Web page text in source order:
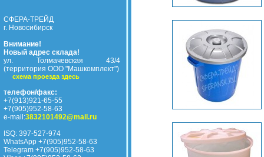
СФЕРА-ТРЕЙД
г. Новосибирск
Внимание!
Новый адрес склада!
ул. Толмачевская 43/4
(территория ООО "Машкомплект")
схема проезда здесь
телефон/факс:
+7(913)921-65-55
+7(905)952-58-63
e-mail:3832101492@mail.ru
ISQ: 397-527-974
WhatsApp +7(905)952-58-63
Telegram +7(905)952-58-63